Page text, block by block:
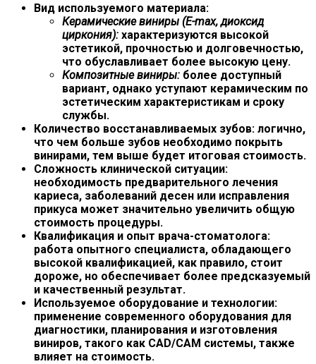
Вид используемого материала:
Керамические виниры (E-max, диоксид
циркония): характеризуются высокой
эстетикой, прочностью и долговечностью,
что обуславливает более высокую цену.
Композитные виниры: более доступный
вариант, однако уступают керамическим по
эстетическим характеристикам и сроку
службы.
Количество восстанавливаемых зубов: логично,
что чем больше зубов необходимо покрыть
винирами, тем выше будет итоговая стоимость.
Сложность клинической ситуации:
необходимость предварительного лечения
кариеса, заболеваний десен или исправления
прикуса может значительно увеличить общую
стоимость процедуры.
Квалификация и опыт врача-стоматолога:
работа опытного специалиста, обладающего
высокой квалификацией, как правило, стоит
дороже, но обеспечивает более предсказуемый
и качественный результат.
Используемое оборудование и технологии:
применение современного оборудования для
диагностики, планирования и изготовления
виниров, такого как CAD/CAM системы, также
влияет на стоимость.